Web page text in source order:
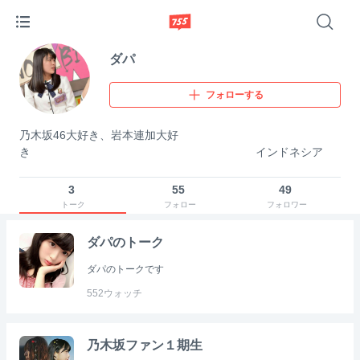
ダパ
フォローする
乃木坂46大好き、岩本連加大好
き インドネシア
3
トーク
55
フォロー
49
フォロワー
ダパのトーク
ダパのトークです
552ウォッチ
乃木坂ファン１期生